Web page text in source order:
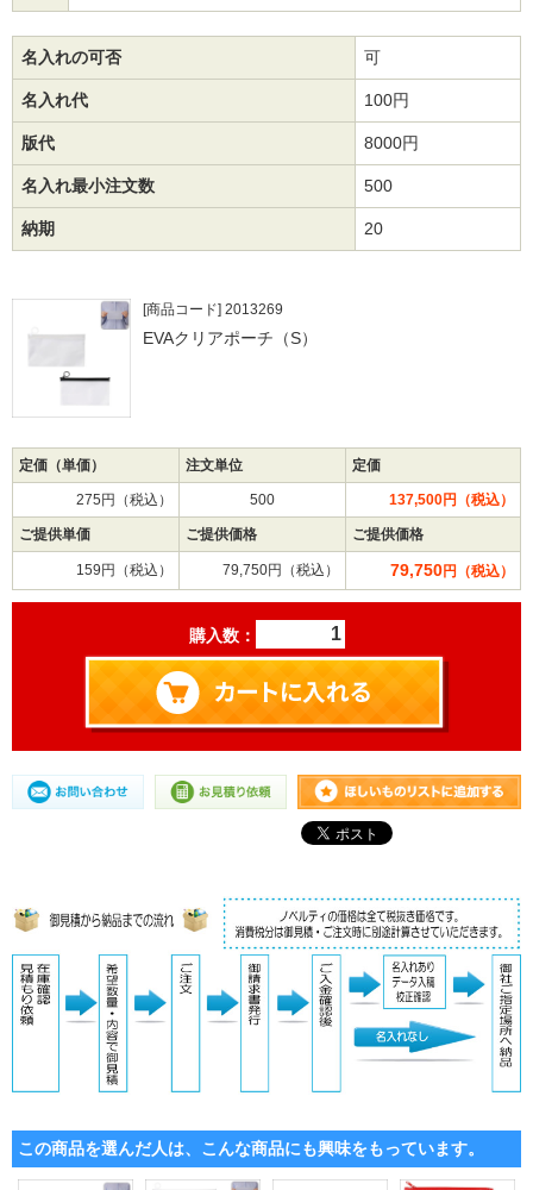
名入れの可否 可
名入れ代 100円
版代 8000円
名入れ最小注文数 500
納期 20
[商品コード] 2013269
EVAクリアポーチ（S）
定価（単価） 注文単位 定価
275円（税込） 500 137,500円（税込）
ご提供単価 ご提供価格 ご提供価格
159円（税込） 79,750円（税込） 79,750円（税込）
購入数：
この商品を選んだ人は、こんな商品にも興味をもっています。